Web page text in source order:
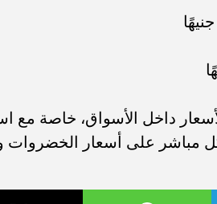
داخل الأسواق، خاصة مع
مباشر على أسعار الخضروات